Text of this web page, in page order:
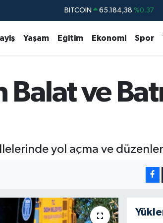
DOLAR 47,7239 %0.01
13.779 %-14
BITCOIN 65.184,38 %0.37
Yaşam Eğitim Ekonomi Spor
ve
yol açma ve